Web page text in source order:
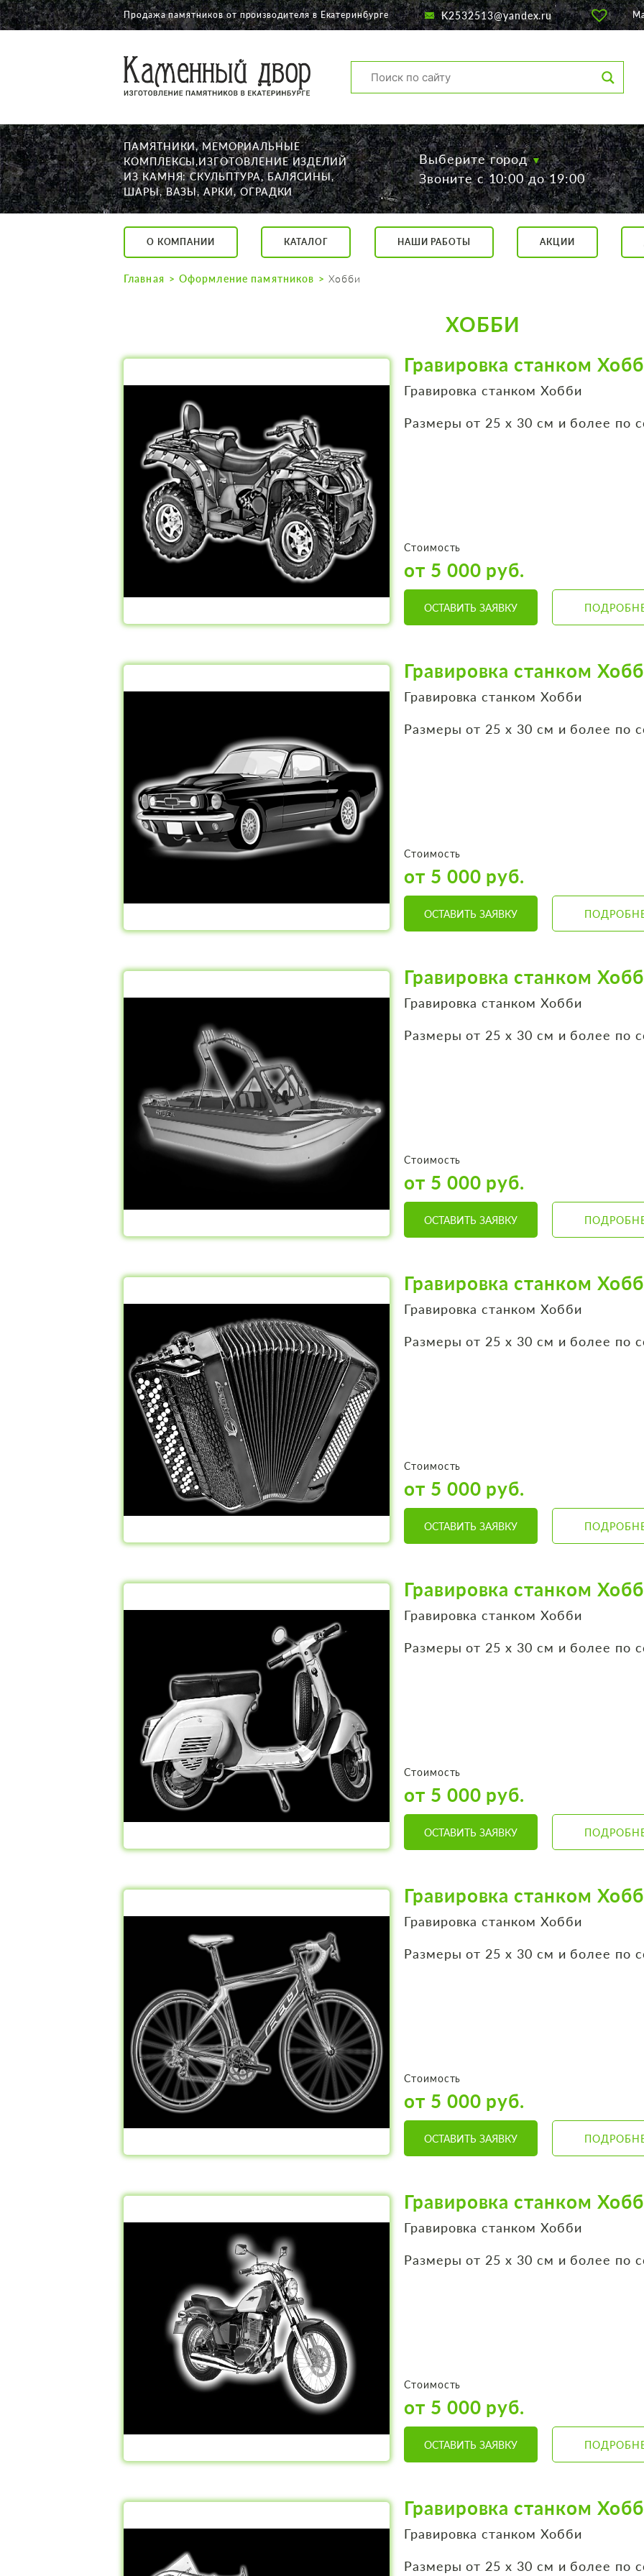
О КОМПАНИИ
КАТАЛОГ
НАШИ РАБОТЫ
АКЦИИ
ДОСТАВКА
КОНТАКТЫ
K2532513@yandex.ru
Екатеринбург, Щорса, 56
Суббота с 11:00 до 17:00
Продажа памятников от производителя в Екатеринбурге K2532513@yandex.ru
ПАМЯТНИКИ, МЕМОРИАЛЬНЫЕ
КОМПЛЕКСЫ,ИЗГОТОВЛЕНИЕ ИЗДЕЛИЙ
ИЗ КАМНЯ: СКУЛЬПТУРА, БАЛЯСИНЫ,
ШАРЫ, ВАЗЫ, АРКИ, ОГРАДКИ
Выберите город
Звоните с 10:00 до 19:00
О КОМПАНИИ КАТАЛОГ НАШИ РАБОТЫ АКЦИИ
Главная Оформление памятников Хобби
ХОББИ
Гравировка станком
Гравировка станком Хобби
Размеры от 25 х 30 см и более по
Стоимость
от 5 000 руб.
ОСТАВИТЬ ЗАЯВКУ
Гравировка станком
Гравировка станком Хобби
Размеры от 25 х 30 см и более по
Стоимость
от 5 000 руб.
ОСТАВИТЬ ЗАЯВКУ
Гравировка станком
Гравировка станком Хобби
Размеры от 25 х 30 см и более по
Стоимость
от 5 000 руб.
ОСТАВИТЬ ЗАЯВКУ
Гравировка станком
Гравировка станком Хобби
Размеры от 25 х 30 см и более по
Стоимость
от 5 000 руб.
ОСТАВИТЬ ЗАЯВКУ
Гравировка станком
Гравировка станком Хобби
Размеры от 25 х 30 см и более по
Стоимость
от 5 000 руб.
ОСТАВИТЬ ЗАЯВКУ
Гравировка станком
Гравировка станком Хобби
Размеры от 25 х 30 см и более по
Стоимость
от 5 000 руб.
ОСТАВИТЬ ЗАЯВКУ
Гравировка станком
Гравировка станком Хобби
Размеры от 25 х 30 см и более по
Стоимость
от 5 000 руб.
ОСТАВИТЬ ЗАЯВКУ
Гравировка станком
Гравировка станком Хобби
Размеры от 25 х 30 см и более по